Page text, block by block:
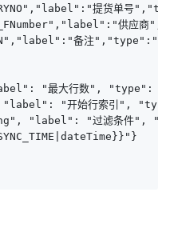
提货单号
供应商
备注
"最大行数", "type":
"开始行索引",
"label": "过滤条件",